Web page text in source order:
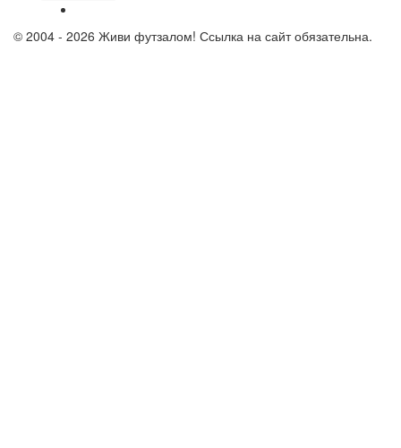
© 2004 - 2026 Живи футзалом! Ссылка на сайт обязательна.